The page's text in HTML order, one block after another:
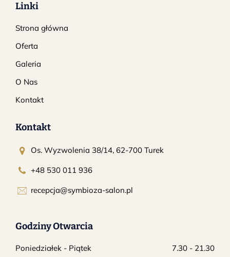
Linki
Strona główna
Oferta
Galeria
O Nas
Kontakt
Kontakt
Os. Wyzwolenia 38/14, 62-700 Turek
+48 530 011 936
recepcja@symbioza-salon.pl
Godziny Otwarcia
Poniedziałek - Piątek
7.30 - 21.30